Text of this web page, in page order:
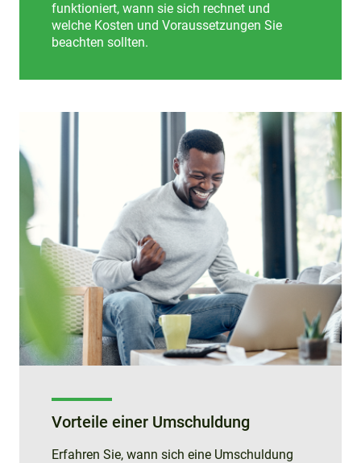
funktioniert, wann sie sich rechnet und
welche Kosten und Voraussetzungen Sie
beachten sollten.
Vorteile einer Umschuldung
Erfahren Sie, wann sich eine Umschuldung